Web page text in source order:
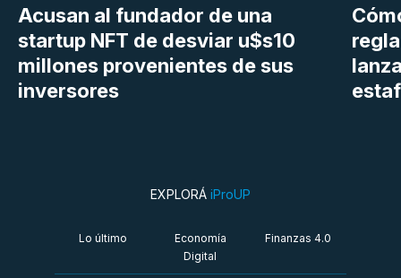
Acusan al fundador de una
startup NFT de desviar u$s10
millones provenientes de sus
inversores
EXPLORÁ iProUP
Lo último
Economía
Digital
Finanzas 4.0